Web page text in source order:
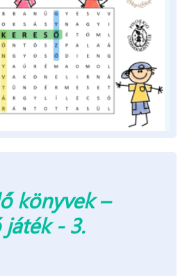
könyvek –
játék - 3.